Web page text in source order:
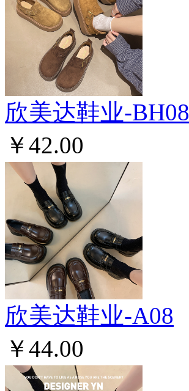
欣美达鞋业-BH08
￥42.00
欣美达鞋业-A08
￥44.00